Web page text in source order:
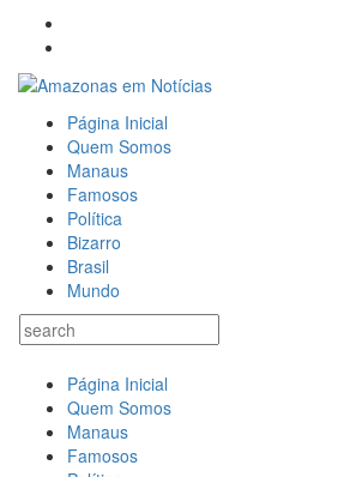
Página Inicial
Quem Somos
Manaus
Famosos
Política
Bizarro
Brasil
Mundo
Página Inicial
Quem Somos
Manaus
Famosos